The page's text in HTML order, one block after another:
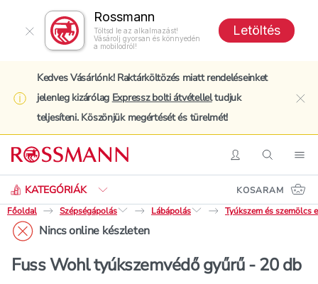
Rossmann
Töltsd le az alkalmazást!
Vásárolj gyorsan és könnyedén
a mobilodról!
Letöltés
Kedves Vásárlónk! Raktárköltözés miatt rendeléseinket
jelenleg kizárólag Expressz bolti átvételleltudjuk
teljesíteni. Köszönjük megértését és türelmét!
BelépésKeresés
KATEGÓRIÁK
Keresés
KOSARAM
Főoldal
Szépségápolás Lábápolás Tyúkszem és szemölcs
Nincs online készleten
Fuss Wohl tyúkszemvédő gyűrű - 20 db